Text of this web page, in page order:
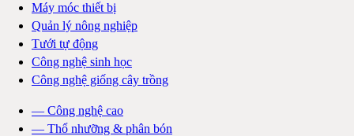
Máy móc thiết bị
Quản lý nông nghiệp
Tưới tự động
Công nghệ sinh học
Công nghệ giống cây trồng
— Công nghệ cao
— Thổ nhưỡng & phân bón